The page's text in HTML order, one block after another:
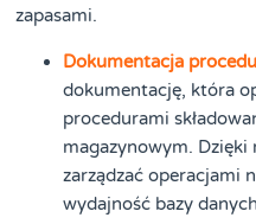
zapasami.
Dokumentacja
dokumentację, która
procedurami
magazynowym. Dzięki
zarządzać operacjami
wydajność bazy